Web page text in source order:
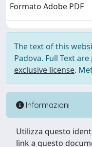
Formato Adobe PDF
The text of this
Padova. Full Text
exclusive license.
Informazioni
Utilizza questo
link a questo